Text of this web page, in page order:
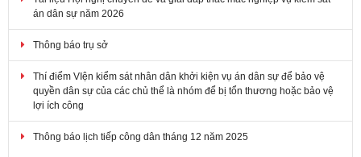
Thông báo trụ sở
Thí điểm VIện kiểm sát nhân dân khởi kiện vụ án dân sự để bảo vệ
quyền dân sự của các chủ thể là nhóm để bị tổn thương hoặc bảo vệ
lợi ích công
Thông báo lịch tiếp công dân tháng 12 năm 2025
Thông báo kết quả điểm thi vòng 2 kỳ thi tuyển công chức nghiệp vụ